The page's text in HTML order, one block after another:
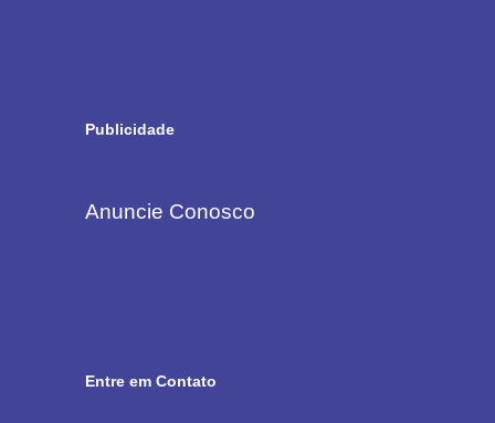
Publicidade
Anuncie Conosco
Entre em Contato